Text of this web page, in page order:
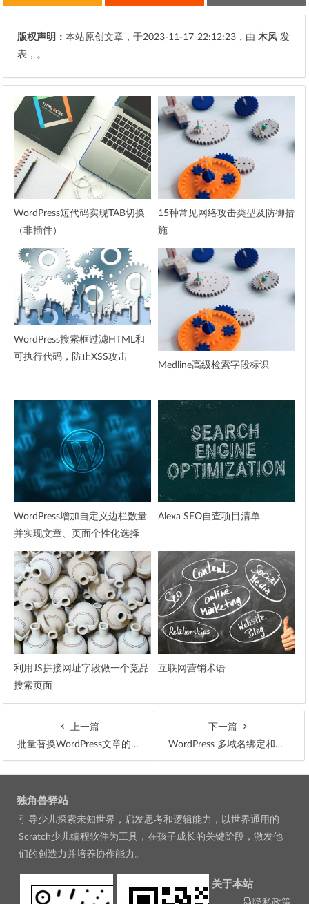
版权声明：本站原创文章，于2023-11-17 22:12:23 ，由木风 发
表，。
WordPress短代码实现TAB切换
（非插件）
15种常见网络攻击类型及防御措
施
WordPress搜索框过滤HTML和
可执行代码，防止XSS攻击
Medline高级检索字段标识
WordPress增加自定义边栏数量
并实现文章、页面个性化选择
Alexa SEO自查项目清单
利用JS拼接网址字段做一个竞品
搜索页面
互联网营销术语
上一篇
批量替换WordPress文章的前台展示内容
下一篇
WordPress 多域名绑定和访问设置教程
文章导航
独角兽驿站
引导少儿探索未知世界，启发思考和逻辑能力，以世界通用的
Scratch少儿编程软件为工具，在孩子成长的关键阶段，激发他
们的创造力并培养协作能力。
关于本站